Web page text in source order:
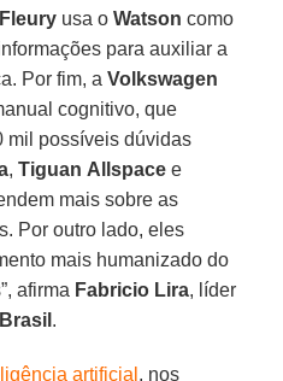
Fleury usa oWatson como
para auxiliar a
Por fim, aVolkswagen
cognitivo, que
mil possíveis dúvidas
,Tiguan Allspace e
mais sobre as
Por outro lado, eles
mais humanizado do
afirma Fabricio Lira, líder
Brasil .
artificial , nos